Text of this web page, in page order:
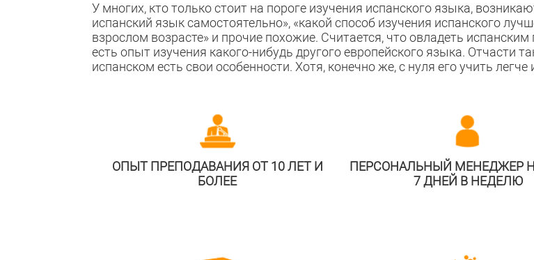
У многих, кто только стоит на пороге изучения испанского языка,
испанский язык самостоятельно», «какой способ изучения испанского
взрослом возрасте» и прочие похожие. Считается, что овладеть
есть опыт изучения какого-нибудь другого европейского языка. Отчасти
испанском есть свои особенности. Хотя, конечно же, с нуля его учить
ОПЫТ ПРЕПОДАВАНИЯ ОТ 10 ЛЕТ И
БОЛЕЕ
ПЕРСОНАЛЬНЫЙ МЕНЕДЖЕР
7 ДНЕЙ В НЕДЕЛЮ